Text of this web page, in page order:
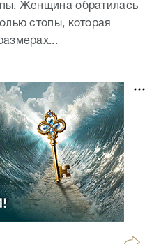
Женщина обратилась
стопы, которая